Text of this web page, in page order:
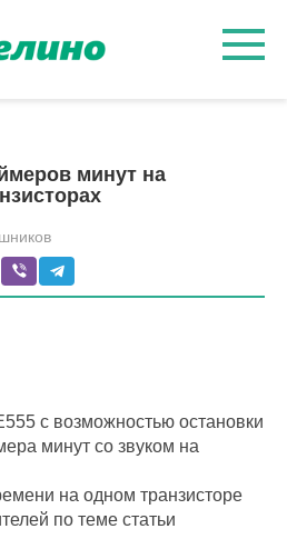
минут на
с возможностью остановки
минут со звуком на
на одном транзисторе
по теме статьи